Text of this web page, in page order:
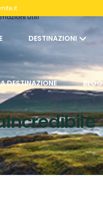
DESTINAZIONI
DESTINAZIONE BLOG
utili